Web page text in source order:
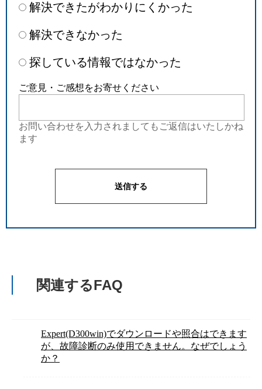
解決できたがわかりにくかった
解決できなかった
探している情報ではなかった
ご意見・ご感想をお寄せください
お問い合わせを入力されましてもご返信はいたしかね
ます
関連するFAQ
Expert(D300win)でダウンロードや照合はできます
が、故障診断のみ使用できません。なぜでしょう
か？